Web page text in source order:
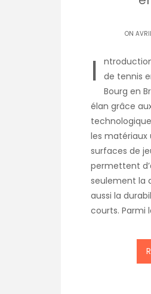
ON
I
de tennis
Bourg en
élan grâce
les matériaux
surfaces de
permettent
seulement la
aussi la
courts. Parmi